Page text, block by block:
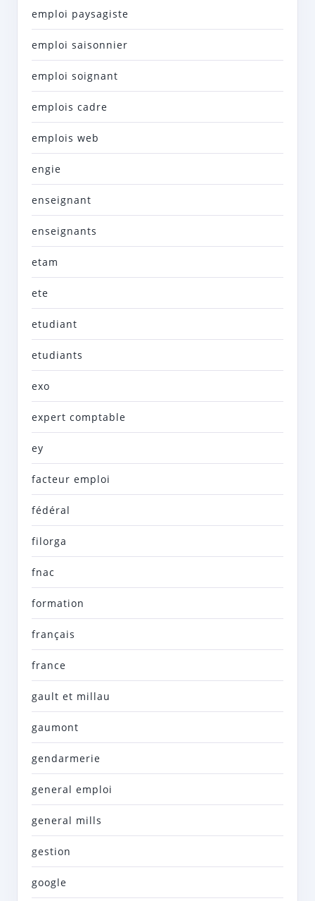
emploi paysagiste
emploi saisonnier
emploi soignant
emplois cadre
emplois web
engie
enseignant
enseignants
etam
ete
etudiant
etudiants
exo
expert comptable
ey
facteur emploi
fédéral
filorga
fnac
formation
français
france
gault et millau
gaumont
gendarmerie
general emploi
general mills
gestion
google